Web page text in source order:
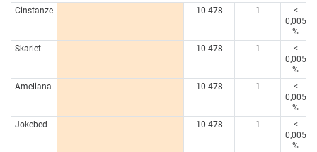
Cinstanze
- - - 10.478 1
<
0,005
%
Skarlet
- - - 10.478 1
<
0,005
%
Ameliana
- - - 10.478 1
<
0,005
%
Jokebed
- - - 10.478 1
<
0,005
%